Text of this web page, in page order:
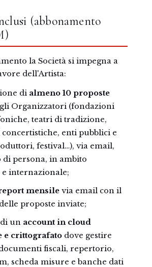
(abbonamento
la Società si impegna a
dell'Artista:
di almeno 10 proposte
Organizzatori (fondazioni
teatri di tradizione,
enti pubblici e
festival…), via email,
di persona, in ambito
internazionale;
mensile via email con il
proposte inviate;
un account in cloud
e crittografato dove gestire
fiscali, repertorio,
scheda misure e banche dati